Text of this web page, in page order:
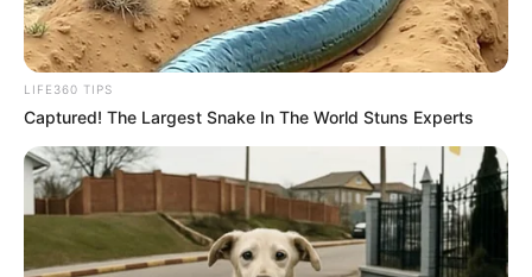
LIFE360 TIPS
Captured! The Largest Snake In The World Stuns Experts